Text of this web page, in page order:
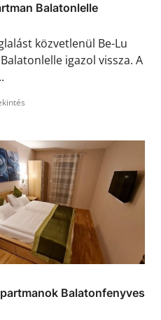
Balatonlelle
közvetlenül Be-Lu
igazol vissza. A
Balatonfenyves